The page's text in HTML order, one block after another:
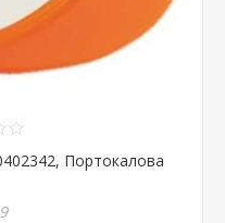
Портокалова